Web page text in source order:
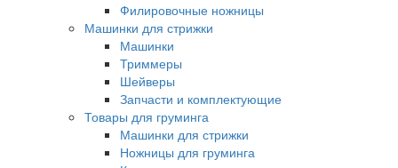
Филировочные ножницы
Машинки для стрижки
Машинки
Триммеры
Шейверы
Запчасти и комплектующие
Товары для груминга
Машинки для стрижки
Ножницы для груминга